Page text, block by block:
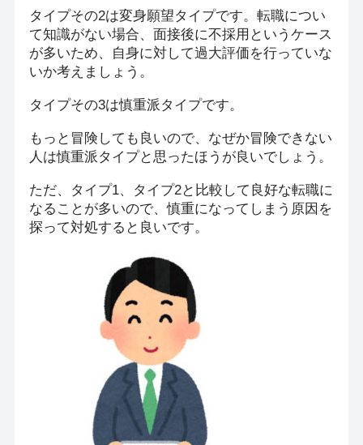
タイプその2は変身願望タイプです。転職につい
て知識がない場合、面接後に不採用というケース
が多いため、自身に対して過大評価を行っていな
いか考えましょう。
タイプその3は慎重派タイプです。
もっと冒険しても良いので、なぜか冒険できない
人は慎重派タイプと思ったほうが良いでしょう。
ただ、タイプ1、タイプ2と比較して良好な転職に
なることが多いので、慎重になってしまう原因を
探って対処すると良いです。